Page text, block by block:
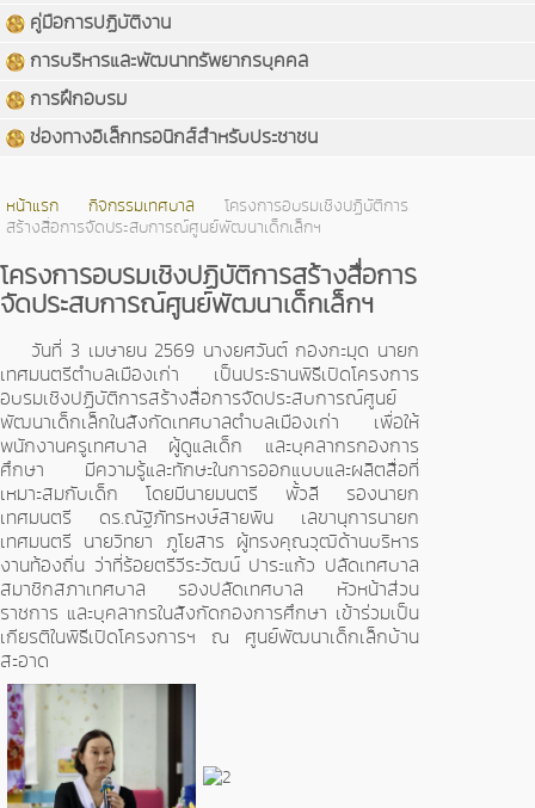
คู่มือการปฏิบัติงาน
การบริหารและพัฒนาทรัพยากรบุคคล
การฝึกอบรม
ช่องทางอิเล็กทรอนิกส์สำหรับประชาชน
หน้าแรก กิจกรรมเทศบาล
โครงการอบรมเชิงปฏิบัติการ
สร้างสื่อการจัดประสบการณ์ศูนย์พัฒนาเด็กเล็กฯ
โครงการอบรมเชิงปฏิบัติการสร้างสื่อการ
จัดประสบการณ์ศูนย์พัฒนาเด็กเล็กฯ
วันที่ 3 เมษายน 2569 นางยศวันต์ กองกะมุด นายก
เทศมนตรีตำบลเมืองเก่า เป็นประธานพิธีเปิดโครงการ
อบรมเชิงปฏิบัติการสร้างสื่อการจัดประสบการณ์ศูนย์
พัฒนาเด็กเล็กในสังกัดเทศบาลตำบลเมืองเก่า เพื่อให้
พนักงานครูเทศบาล ผู้ดูแลเด็ก และบุคลากรกองการ
ศึกษา มีความรู้และทักษะในการออกแบบและผลิตสื่อที่
เหมาะสมกับเด็ก โดยมีนายมนตรี พั้วลี รองนายก
เทศมนตรี ดร.ณัฐภัทรหงษ์สายพิน เลขานุการนายก
เทศมนตรี นายวิทยา ภูโยสาร ผู้ทรงคุณวุฒิด้านบริหาร
งานท้องถิ่น ว่าที่ร้อยตรีวีระวัฒน์ ปาระแก้ว ปลัดเทศบาล
สมาชิกสภาเทศบาล รองปลัดเทศบาล หัวหน้าส่วน
ราชการ และบุคลากรในสังกัดกองการศึกษา เข้าร่วมเป็น
เกียรติในพิธีเปิดโครงการฯ ณ ศูนย์พัฒนาเด็กเล็กบ้าน
สะอาด